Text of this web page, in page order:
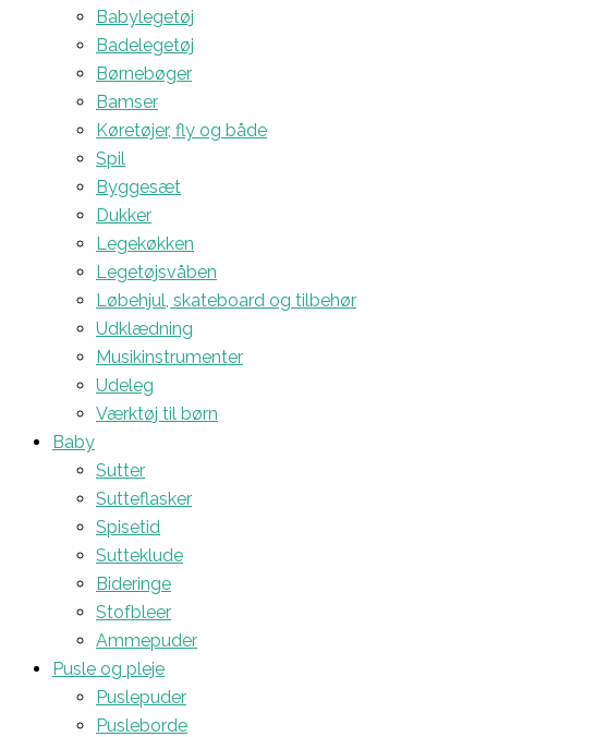
Babylegetøj
Badelegetøj
Børnebøger
Bamser
Køretøjer, fly og både
Spil
Byggesæt
Dukker
Legekøkken
Legetøjsvåben
Løbehjul, skateboard og tilbehør
Udklædning
Musikinstrumenter
Udeleg
Værktøj til børn
Baby
Sutter
Sutteflasker
Spisetid
Sutteklude
Bideringe
Stofbleer
Ammepuder
Pusle og pleje
Puslepuder
Pusleborde